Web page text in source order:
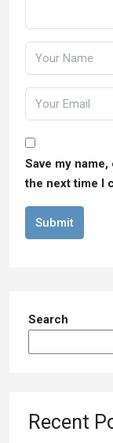
Save my
the next time I
Submit
Search
Recent